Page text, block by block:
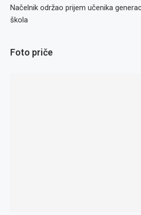
Načelnik održao prijem učenika
škola
Foto priče